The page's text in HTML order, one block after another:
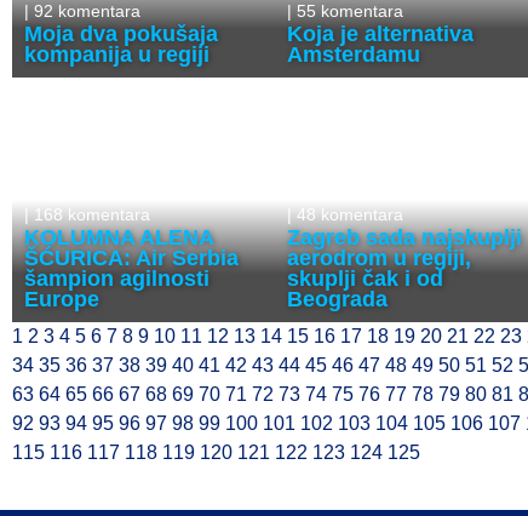
|92 komentara
Moja dva pokušaja
kompanija u regiji
|55 komentara
Koja je alternativa
Amsterdamu
|168 komentara
KOLUMNA ALENA
ŠĆURICA: Air Serbia
šampion agilnosti
Europe
|48 komentara
Zagreb sada najskuplji
aerodrom u regiji,
skuplji čak i od
Beograda
1 2 3 4 5 6 7 8 9 10 11 12 13 14 15 16 17 18 19 20 21 22 23
34 35 36 37 38 39 40 41 42 43 44 45 46 47 48 49 50 51 52
63 64 65 66 67 68 69 70 71 72 73 74 75 76 77 78 79 80 81
92 93 94 95 96 97 98 99 100 101 102 103 104 105 106 107
115 116 117 118 119 120 121 122 123 124 125